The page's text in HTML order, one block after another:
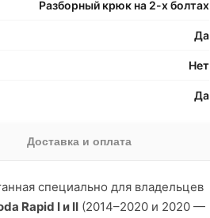
Разборный крюк на 2-х болтах
Да
Нет
Да
Доставка и оплата
специально для владельцев
Rapid I и II (2014–2020 и 2020 —